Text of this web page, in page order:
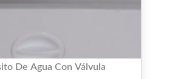
De Agua Con Válvula